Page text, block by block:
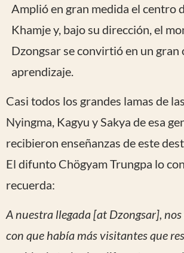
Amplió en gran medida el centro
Khamje y, bajo su dirección, el
Dzongsar se convirtió en un gran
aprendizaje.
Casi todos los grandes lamas de
Nyingma, Kagyu y Sakya de esa
recibieron enseñanzas de este
El difunto Chögyam Trungpa lo
recuerda:
A nuestra llegada [at Dzongsar],
con que había más visitantes que